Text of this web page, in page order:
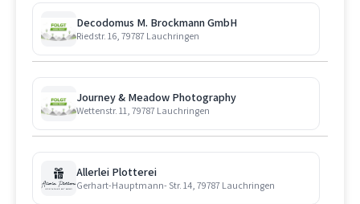
Decodomus M. Brockmann GmbH
Riedstr. 16, 79787 Lauchringen
Journey & Meadow Photography
Wettenstr. 11, 79787 Lauchringen
Allerlei Plotterei
Gerhart-Hauptmann- Str. 14, 79787 Lauchringen